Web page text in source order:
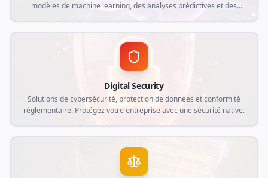
modèles de machine learning, des analyses prédictives et des
Digital Security
Solutions de cybersécurité, protection de données et conformité
réglementaire. Protégez votre entreprise avec une sécurité native.